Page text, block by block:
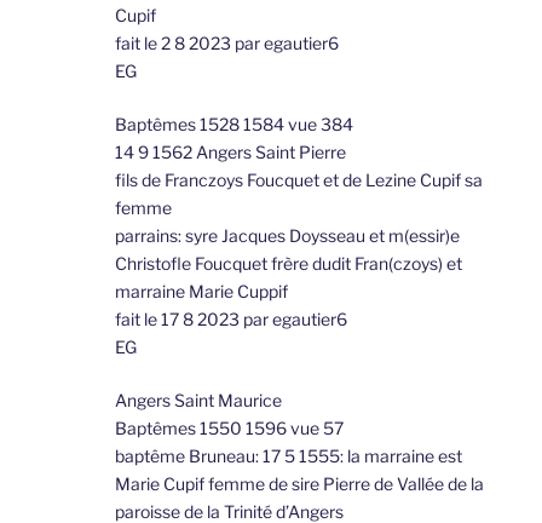
Cupif
fait le 2 8 2023 par egautier6
EG
Baptêmes 1528 1584 vue 384
14 9 1562 Angers Saint Pierre
fils de Franczoys Foucquet et de Lezine Cupif sa
femme
parrains: syre Jacques Doysseau et m(essir)e
Christofle Foucquet frère dudit Fran(czoys) et
marraine Marie Cuppif
fait le 17 8 2023 par egautier6
EG
Angers Saint Maurice
Baptêmes 1550 1596 vue 57
baptême Bruneau: 17 5 1555: la marraine est
Marie Cupif femme de sire Pierre de Vallée de la
paroisse de la Trinité d’Angers